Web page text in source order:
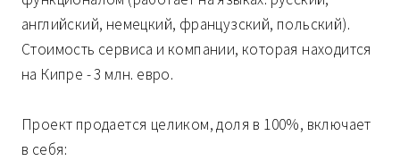
английский, немецкий, французский, польский).
Стоимость сервиса и компании, которая находится
на Кипре - 3 млн. евро.
Проект продается целиком, доля в 100%, включает
в себя: